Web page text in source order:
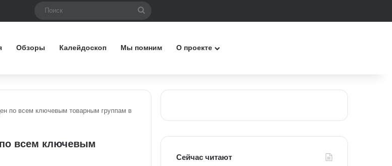
Обзоры Калейдоскоп Мы помним О проекте
по всем ключевым товарным группам в
всем ключевым
Сейчас читают